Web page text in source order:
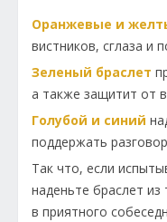
Оранжевые и
вистников, сглаза и
Зеленый браслет
а также защитит от
Голубой и синий
поддержать
Так что, если
наденьте браслет
в приятного